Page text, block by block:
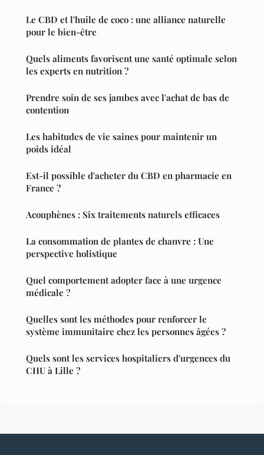
Le CBD et l'huile de coco : une alliance naturelle
pour le bien-être
Quels aliments favorisent une santé optimale selon
les experts en nutrition ?
Prendre soin de ses jambes avec l'achat de bas de
contention
Les habitudes de vie saines pour maintenir un
poids idéal
Est-il possible d'acheter du CBD en pharmacie en
France ?
Acouphènes : Six traitements naturels efficaces
La consommation de plantes de chanvre : Une
perspective holistique
Quel comportement adopter face à une urgence
médicale ?
Quelles sont les méthodes pour renforcer le
système immunitaire chez les personnes âgées ?
Quels sont les services hospitaliers d'urgences du
CHU à Lille ?